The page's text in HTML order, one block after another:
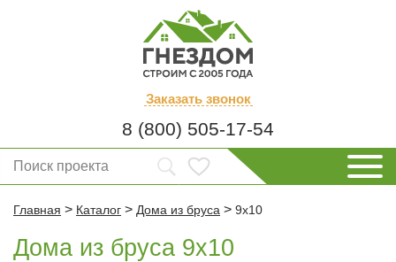
Заказать звонок
8 (800) 505-17-54
Главная > Каталог > Дома из бруса > 9x10
Дома из бруса 9x10